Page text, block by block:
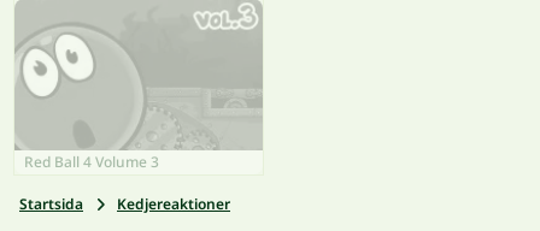
Red Ball 4 Volume 3
Startsida Kedjereaktioner